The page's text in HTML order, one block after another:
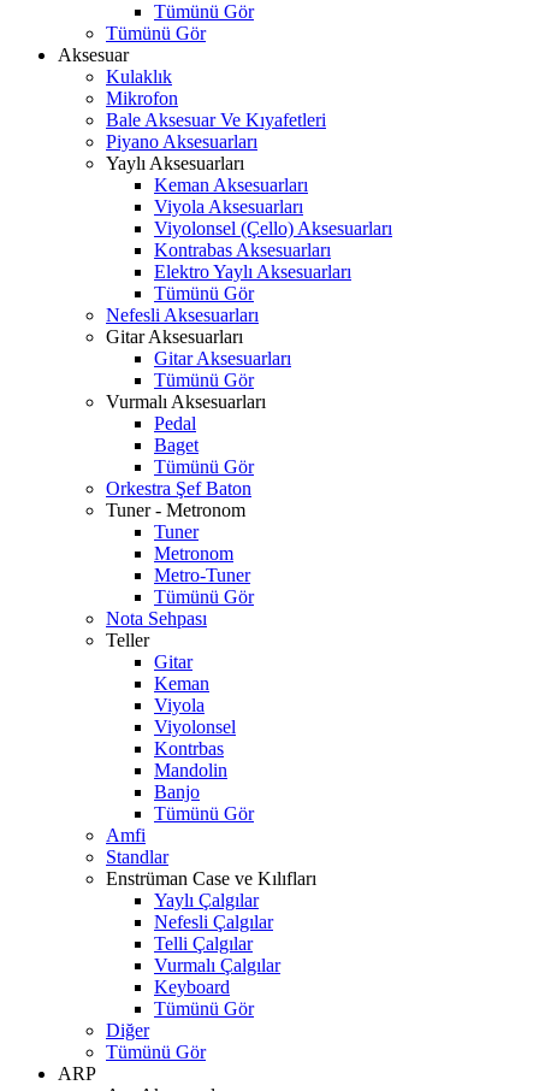
Tümünü Gör
Tümünü Gör
Aksesuar
Kulaklık
Mikrofon
Bale Aksesuar Ve Kıyafetleri
Piyano Aksesuarları
Yaylı Aksesuarları
Keman Aksesuarları
Viyola Aksesuarları
Viyolonsel (Çello) Aksesuarları
Kontrabas Aksesuarları
Elektro Yaylı Aksesuarları
Tümünü Gör
Nefesli Aksesuarları
Gitar Aksesuarları
Gitar Aksesuarları
Tümünü Gör
Vurmalı Aksesuarları
Pedal
Baget
Tümünü Gör
Orkestra Şef Baton
Tuner - Metronom
Tuner
Metronom
Metro-Tuner
Tümünü Gör
Nota Sehpası
Teller
Gitar
Keman
Viyola
Viyolonsel
Kontrbas
Mandolin
Banjo
Tümünü Gör
Amfi
Standlar
Enstrüman Case ve Kılıfları
Yaylı Çalgılar
Nefesli Çalgılar
Telli Çalgılar
Vurmalı Çalgılar
Keyboard
Tümünü Gör
Diğer
Tümünü Gör
ARP